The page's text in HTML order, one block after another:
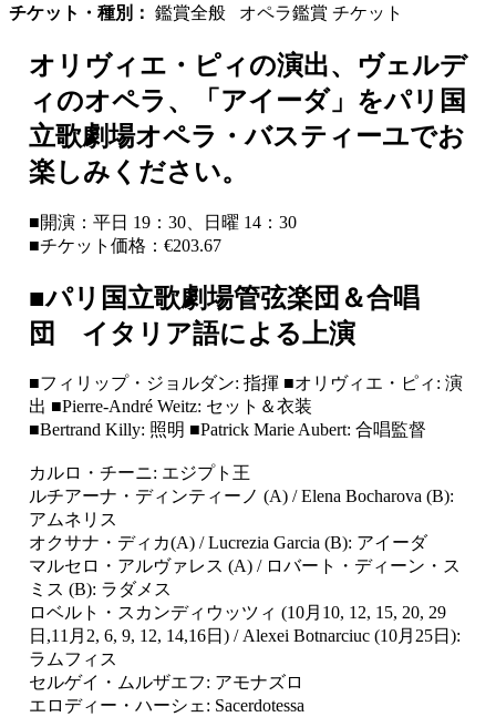
チケット・種別： 鑑賞全般 オペラ鑑賞 チケット
オリヴィエ・ピィの演出、ヴェルデ
ィのオペラ、「アイーダ」をパリ国
立歌劇場オペラ・バスティーユでお
楽しみください。
■開演：平日 19：30、日曜 14：30
■チケット価格：€203.67
■パリ国立歌劇場管弦楽団＆合唱
団 イタリア語による上演
■フィリップ・ジョルダン: 指揮 ■オリヴィエ・ピィ: 演
出 ■Pierre-André Weitz: セット＆衣装
■Bertrand Killy: 照明 ■Patrick Marie Aubert: 合唱監督
カルロ・チーニ: エジプト王
ルチアーナ・ディンティーノ (A) / Elena Bocharova (B):
アムネリス
オクサナ・ディカ(A) / Lucrezia Garcia (B): アイーダ
マルセロ・アルヴァレス (A) / ロバート・ディーン・ス
ミス (B): ラダメス
ロベルト・スカンディウッツィ (10月10, 12, 15, 20, 29
日,11月2, 6, 9, 12, 14,16日) / Alexei Botnarciuc (10月25日):
ラムフィス
セルゲイ・ムルザエフ: アモナズロ
エロディー・ハーシェ: Sacerdotessa